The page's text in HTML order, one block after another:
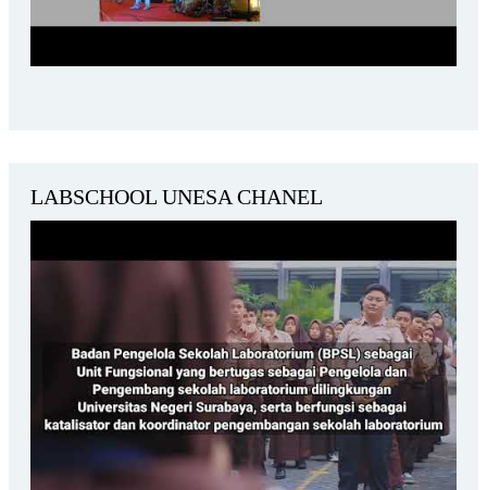
LABSCHOOL UNESA CHANEL